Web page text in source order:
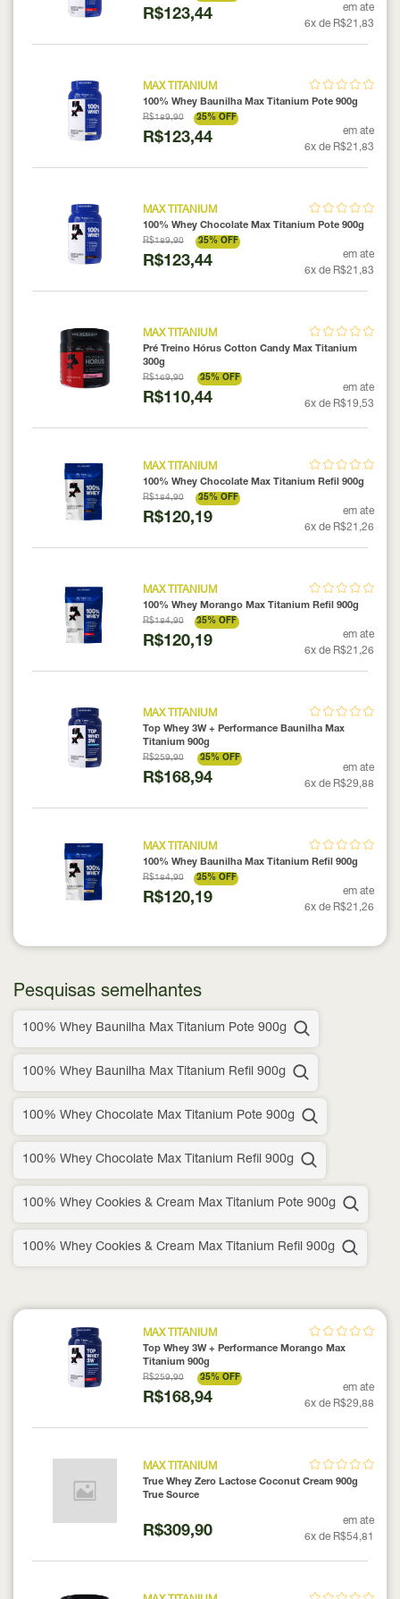
R$123,44
em ate
6x de R$21,83
MAX TITANIUM
100% Whey Baunilha Max Titanium Pote 900g
R$189,90 35% OFF
R$123,44
em ate
6x de R$21,83
MAX TITANIUM
100% Whey Chocolate Max Titanium Pote 900g
R$189,90 35% OFF
R$123,44
em ate
6x de R$21,83
MAX TITANIUM
Pré Treino Hórus Cotton Candy Max Titanium
300g
R$169,90 35% OFF
R$110,44
em ate
6x de R$19,53
MAX TITANIUM
100% Whey Chocolate Max Titanium Refil 900g
R$184,90 35% OFF
R$120,19
em ate
6x de R$21,26
MAX TITANIUM
100% Whey Morango Max Titanium Refil 900g
R$184,90 35% OFF
R$120,19
em ate
6x de R$21,26
MAX TITANIUM
Top Whey 3W + Performance Baunilha Max
Titanium 900g
R$259,90 35% OFF
R$168,94
em ate
6x de R$29,88
MAX TITANIUM
100% Whey Baunilha Max Titanium Refil 900g
R$184,90 35% OFF
R$120,19
em ate
6x de R$21,26
Pesquisas semelhantes
100% Whey Baunilha Max Titanium Pote 900g
100% Whey Baunilha Max Titanium Refil 900g
100% Whey Chocolate Max Titanium Pote 900g
100% Whey Chocolate Max Titanium Refil 900g
100% Whey Cookies & Cream Max Titanium Pote 900g
100% Whey Cookies & Cream Max Titanium Refil 900g
MAX TITANIUM
Top Whey 3W + Performance Morango Max
Titanium 900g
R$259,90 35% OFF
R$168,94
em ate
6x de R$29,88
MAX TITANIUM
True Whey Zero Lactose Coconut Cream 900g
True Source
R$309,90
em ate
6x de R$54,81